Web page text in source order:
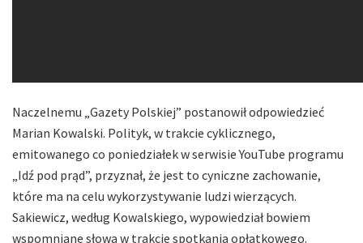
Naczelnemu „Gazety Polskiej” postanowił odpowiedzieć
Marian Kowalski. Polityk, w trakcie cyklicznego,
emitowanego co poniedziałek w serwisie YouTube programu
„Idź pod prąd”, przyznał, że jest to cyniczne zachowanie,
które ma na celu wykorzystywanie ludzi wierzących.
Sakiewicz, według Kowalskiego, wypowiedział bowiem
wspomniane słowa w trakcie spotkania opłatkowego.